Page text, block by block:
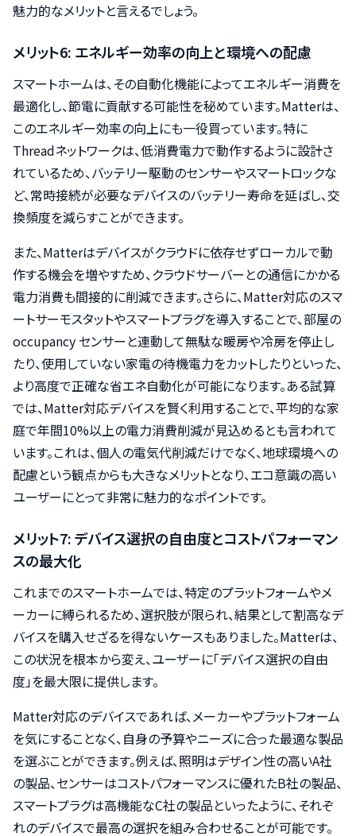
魅力的なメリットと言えるでしょう。
メリット6: エネルギー効率の向上と環境への配慮
スマートホームは、その自動化機能によってエネルギー消費を
最適化し、節電に貢献する可能性を秘めています。Matterは、
このエネルギー効率の向上にも一役買っています。特に
Threadネットワークは、低消費電力で動作するように設計さ
れているため、バッテリー駆動のセンサーやスマートロックな
ど、常時接続が必要なデバイスのバッテリー寿命を延ばし、交
換頻度を減らすことができます。
また、Matterはデバイスがクラウドに依存せずローカルで動
作する機会を増やすため、クラウドサーバーとの通信にかかる
電力消費も間接的に削減できます。さらに、Matter対応のスマ
ートサーモスタットやスマートプラグを導入することで、部屋の
occupancy センサーと連動して無駄な暖房や冷房を停止し
たり、使用していない家電の待機電力をカットしたりといった、
より高度で正確な省エネ自動化が可能になります。ある試算
では、Matter対応デバイスを賢く利用することで、平均的な家
庭で年間10%以上の電力消費削減が見込めるとも言われて
います。これは、個人の電気代削減だけでなく、地球環境への
配慮という観点からも大きなメリットとなり、エコ意識の高い
ユーザーにとって非常に魅力的なポイントです。
メリット7: デバイス選択の自由度とコストパフォーマン
スの最大化
これまでのスマートホームでは、特定のプラットフォームやメ
ーカーに縛られるため、選択肢が限られ、結果として割高なデ
バイスを購入せざるを得ないケースもありました。Matterは、
この状況を根本から変え、ユーザーに「デバイス選択の自由
度」を最大限に提供します。
Matter対応のデバイスであれば、メーカーやプラットフォーム
を気にすることなく、自身の予算やニーズに合った最適な製品
を選ぶことができます。例えば、照明はデザイン性の高いA社
の製品、センサーはコストパフォーマンスに優れたB社の製品、
スマートプラグは高機能なC社の製品といったように、それぞ
れのデバイスで最高の選択を組み合わせることが可能です。